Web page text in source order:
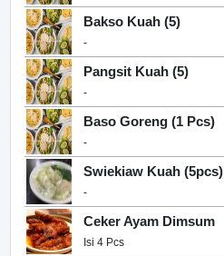
Bakso Kuah (5)
-
Pangsit Kuah (5)
-
Baso Goreng (1 Pcs)
-
Swiekiaw Kuah (5pcs)
-
Ceker Ayam Dimsum
Isi 4 Pcs